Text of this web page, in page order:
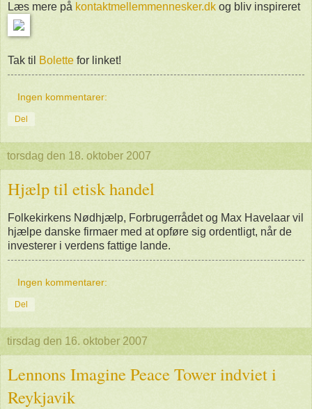
Læs mere på kontaktmellemmennesker.dk og bliv inspireret
Tak til Bolette for linket!
Ingen kommentarer:
Del
torsdag den 18. oktober 2007
Hjælp til etisk handel
Folkekirkens Nødhjælp, Forbrugerrådet og Max Havelaar vil
hjælpe danske firmaer med at opføre sig ordentligt, når de
investerer i verdens fattige lande.
Ingen kommentarer:
Del
tirsdag den 16. oktober 2007
Lennons Imagine Peace Tower indviet i
Reykjavik